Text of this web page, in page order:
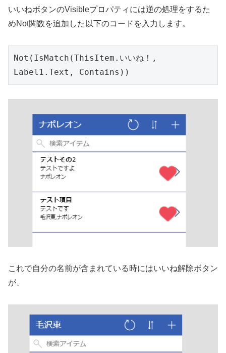
いいねボタンのVisibleプロパティには逆の処理をするた
めNot関数を追加した以下のコードを入力します。
Not(IsMatch(ThisItem.いいね！,
Label1.Text, Contains))
これで自分の名前が含まれている時にはいいね解除ボタン
が、